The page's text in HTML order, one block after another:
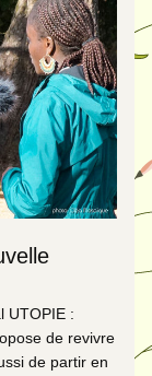
UTOPIE :
de revivre
de partir en